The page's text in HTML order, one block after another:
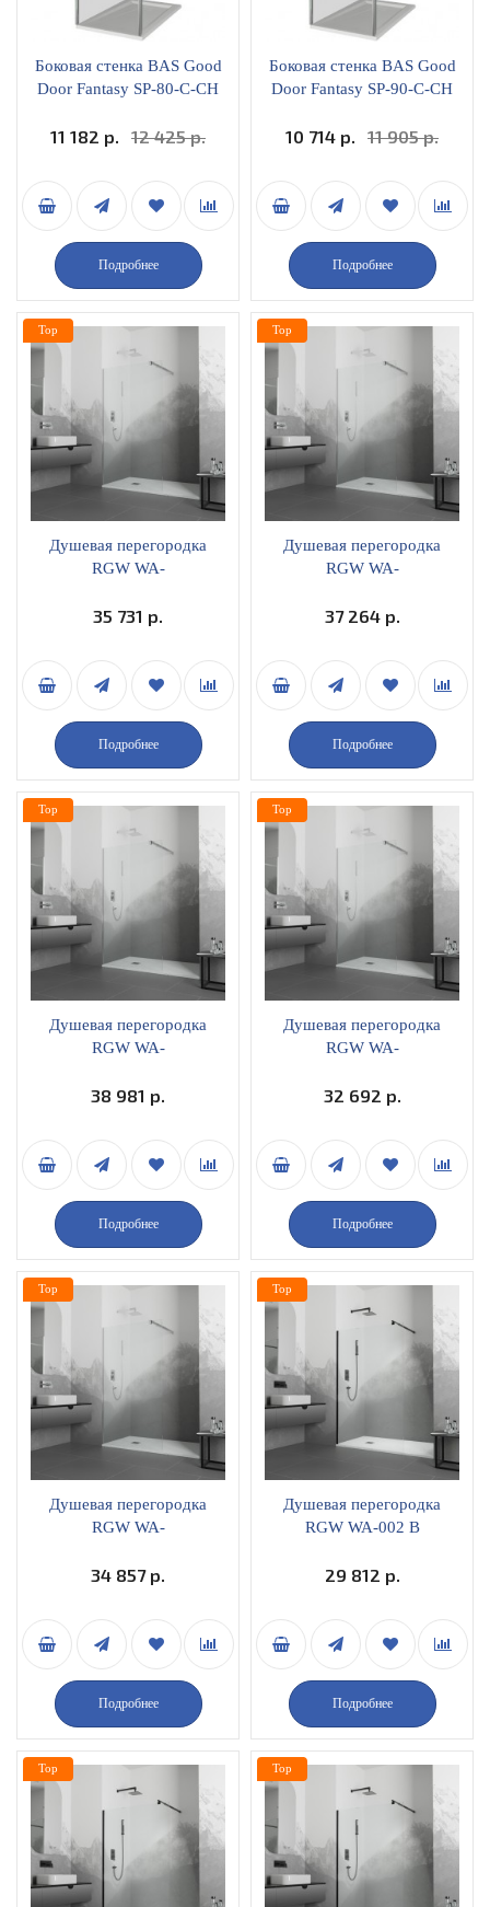
Боковая стенка BAS Good
Door Fantasy SP-80-C-CH
ФА00025
11 182 р. 12 425 р.
Подробнее
Боковая стенка BAS Good
Door Fantasy SP-90-C-CH
ФА00026
10 714 р. 11 905 р.
Подробнее
Душевая перегородка
RGW WA-
прозрачное стекло
351000110-11
35 731 р.
Подробнее
Top
Душевая перегородка
RGW WA-
прозрачное стекло
351000111-11
37 264 р.
Подробнее
Top
Душевая перегородка
RGW WA-
прозрачное стекло
351000112-11
38 981 р.
Подробнее
Top
Душевая перегородка
RGW WA-
прозрачное стекло
351000108-11
32 692 р.
Подробнее
Top
Душевая перегородка
RGW WA-
прозрачное стекло
351000109-11
34 857 р.
Подробнее
Top
Душевая перегородка
RGW WA-002 B
матовое стекло профиль
29 812 р.
Подробнее
Top
Top Top